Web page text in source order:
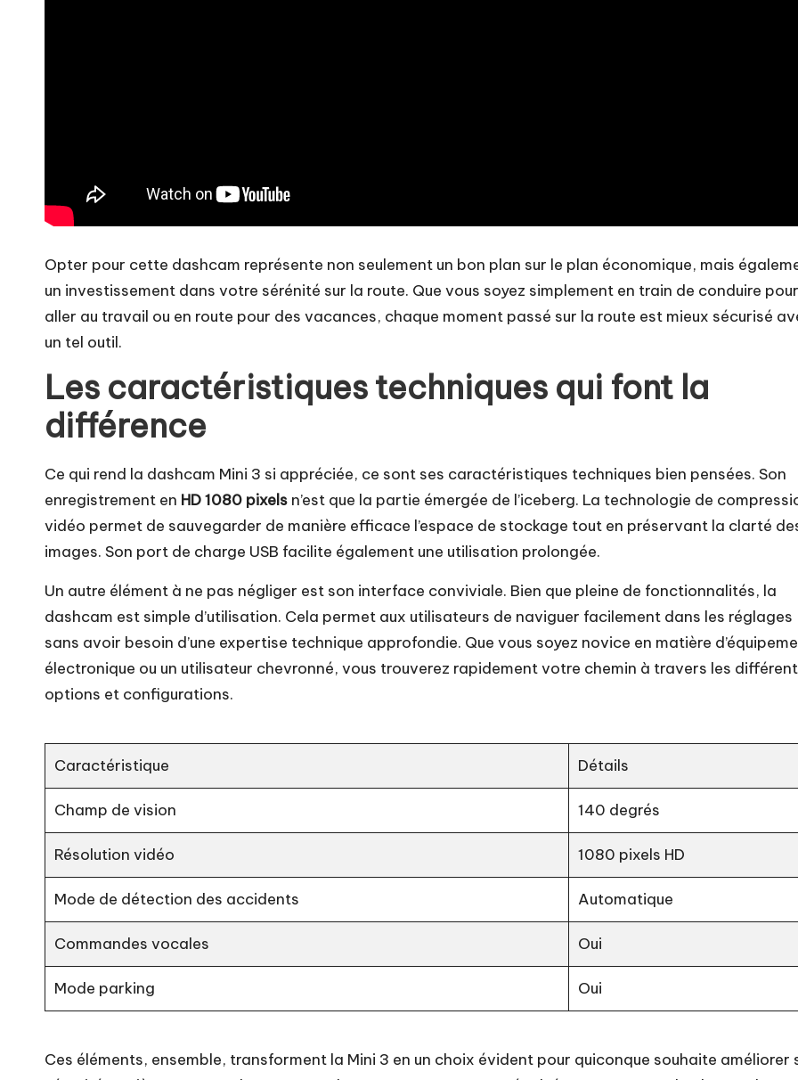
Opter pour cette dashcam représente non seulement un bon plan sur le plan économique, mais
un investissement dans votre sérénité sur la route. Que vous soyez simplement en train de conduire pour
aller au travail ou en route pour des vacances, chaque moment passé sur la route est mieux sécurisé
un tel outil.
Les caractéristiques techniques qui font la
différence
Ce qui rend la dashcam Mini 3 si appréciée, ce sont ses caractéristiques techniques bien pensées. Son
enregistrement en HD 1080 pixels n’est que la partie émergée de l’iceberg. La technologie de
vidéo permet de sauvegarder de manière efficace l’espace de stockage tout en préservant la clarté
images. Son port de charge USB facilite également une utilisation prolongée.
Un autre élément à ne pas négliger est son interface conviviale. Bien que pleine de fonctionnalités, la
dashcam est simple d’utilisation. Cela permet aux utilisateurs de naviguer facilement dans les réglages
sans avoir besoin d’une expertise technique approfondie. Que vous soyez novice en matière
électronique ou un utilisateur chevronné, vous trouverez rapidement votre chemin à travers les
options et configurations.
Caractéristique Détails
Champ de vision 140 degrés
Résolution vidéo 1080 pixels HD
Mode de détection des accidents Automatique
Commandes vocales Oui
Mode parking Oui
Ces éléments, ensemble, transforment la Mini 3 en un choix évident pour quiconque souhaite améliorer